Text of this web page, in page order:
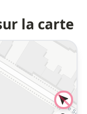
la carte